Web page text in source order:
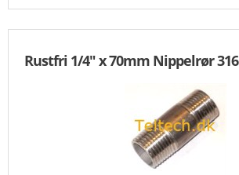
Rustfri 1/4" x 70mm Nippelrør 316